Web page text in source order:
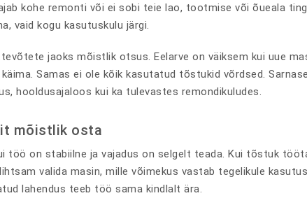
kohe remonti või ei sobi teie lao, tootmise või õueala
vaid kogu kasutuskulu järgi.
jaoks mõistlik otsus. Eelarve on väiksem kui uue
Samas ei ole kõik kasutatud tõstukid võrdsed.
hooldusajaloos kui ka tulevastes remondikuludes.
mõistlik osta
töö on stabiilne ja vajadus on selgelt teada. Kui tõstuk
valida masin, mille võimekus vastab tegelikule
lahendus teeb töö sama kindlalt ära.